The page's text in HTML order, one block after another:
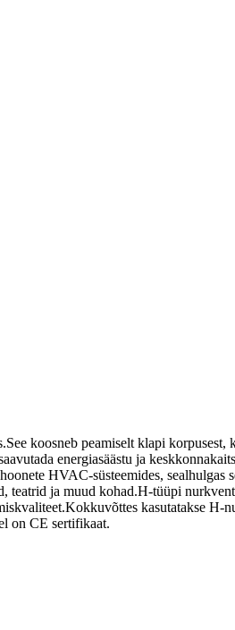
koosneb peamiselt klapi
energiasäästu ja
HVAC-süsteemides, sealhulgas
teatrid ja muud kohad.H-tüüpi
kasutatakse H-
on CE sertifikaat.